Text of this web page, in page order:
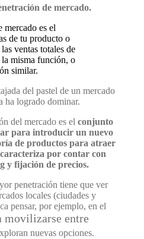
de mercado.
mercado es el
de tu producto o
ventas totales de
misma función, o
similar.
del pastel de un mercado
ha logrado dominar.
del mercado es el conjunto
para introducir un nuevo
de productos para atraer
por contar con
y fijación de precios.
penetración tiene que ver
locales (ciudades y
pensar, por ejemplo, en el
movilizarse entre
nuevas opciones.